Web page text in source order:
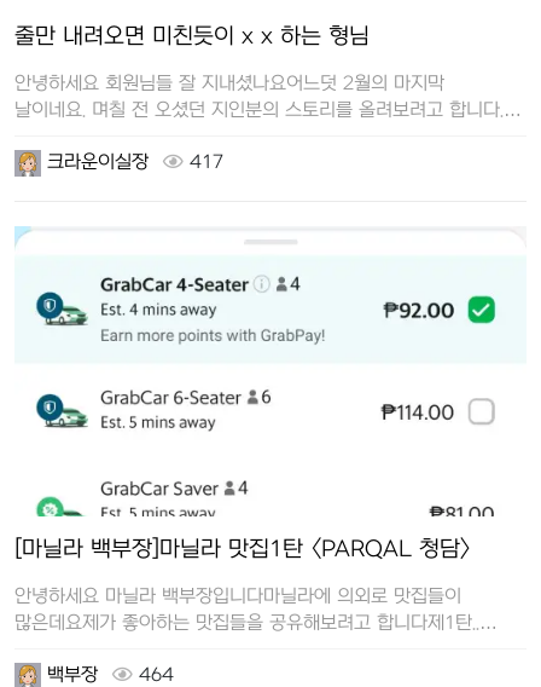
줄만 내려오면 미친듯이 x x 하는 형님
안녕하세요 회원님들 잘 지내셨나요어느덧 2월의 마지막
날이네요. 며칠 전 오셨던 지인분의 스토리를 올려보려고 합니다.
크라운이실장
417
[마닐라 백부장]마닐라 맛집1탄 <PARQAL 청담>
안녕하세요 마닐라 백부장입니다마닐라에 의외로 맛집들이
많은데요제가 좋아하는 맛집들을 공유해보려고 합니다제1탄..
백부장
464